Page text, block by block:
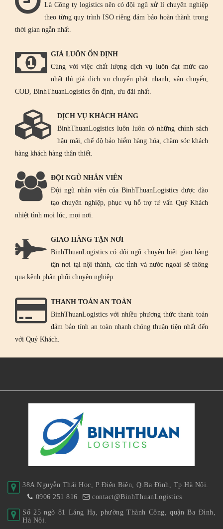
Là Công ty logistics nên có đội ngũ xử lí chuyên nghiệp
theo từng quy trình ISO riêng đảm bảo hoàn thành trong
thời gian ngắn nhất.
GIÁ LUÔN ỔN ĐỊNH
Cùng với việc chất lượng dịch vụ luôn đạt mức cao
nhất thì giá dịch vụ chuyển phát nhanh, vận chuyển,
COD, BinhThuanLogistics ổn định, ưu đãi nhất.
DỊCH VỤ KHÁCH HÀNG
BinhThuanLogistics luôn luôn có những chính sách
hậu mãi, chế độ bảo hiểm hàng hóa, chăm sóc khách
hàng khách hàng thân thiết.
ĐỘI NGŨ NHÂN VIÊN
Đội ngũ nhân viên của BinhThuanLogistics được đào
tạo chuyên nghiệp, phục vụ hỗ trợ tư vấn Quý Khách
nhiệt tình mọi lúc, mọi nơi.
GIAO HÀNG TẬN NƠI
BinhThuanLogistics có đội ngũ chuyên biệt giao hàng
tận nơi tại nội thành, các tỉnh và nước ngoài sẽ thông
qua kênh phân phối chuyên nghiệp.
THANH TOÁN AN TOÀN
BinhThuanLogistics với nhiều phương thức thanh toán
đảm bảo tính an toàn nhanh chóng thuận tiện nhất đến
với Quý Khách.
38A Nguyễn Thái Học, P.Điện Biên, Q.Ba Đình, Tp.Hà Nội.
0906 251 816
contact@BinhThuanLogistics
Số 25 ngõ 81 Láng Hạ, phường Thành Công, quận Ba Đình,
Hà Nội.